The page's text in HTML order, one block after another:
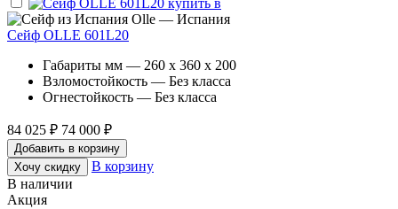
Olle — Испания
Сейф OLLE 601L20
Габариты мм — 260 x 360 x 200
Взломостойкость — Без класса
Огнестойкость — Без класса
84 025 ₽ 74 000 ₽
Добавить в корзину
Хочу скидку
В корзину
В наличии
Акция